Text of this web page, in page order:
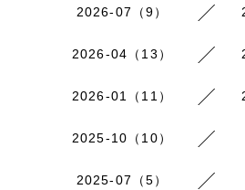
2026-07（9）
2026-04（13）
2026-01（11）
2025-10（10）
2025-07（5）